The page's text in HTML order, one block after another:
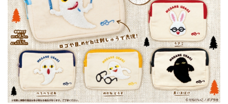
販促用空カプセル
レンタル
景品・玩具・文具
販促用カプセルトイ